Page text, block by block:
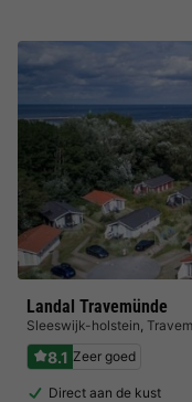
Landal Travemünde
Sleeswijk-holstein,
8.1 Zeer goed
Direct aan de kust